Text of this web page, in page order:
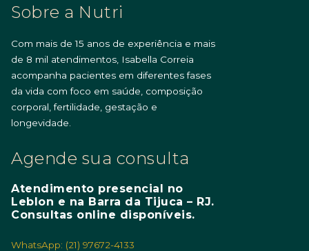
Sobre a Nutri
Com mais de 15 anos de experiência e mais
de 8 mil atendimentos, Isabella Correia
acompanha pacientes em diferentes fases
da vida com foco em saúde, composição
corporal, fertilidade, gestação e
longevidade.
Agende sua consulta
Atendimento presencial no
Leblon e na Barra da Tijuca – RJ.
Consultas online disponíveis.
WhatsApp: (21) 97672-4133